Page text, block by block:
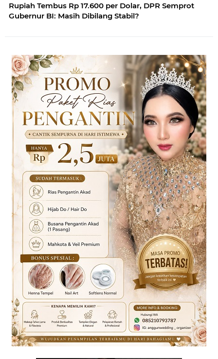
Rupiah Tembus Rp 17.600 per Dolar, DPR Semprot
Gubernur BI: Masih Dibilang Stabil?